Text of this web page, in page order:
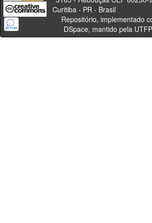
Curitiba - PR -
Repositório, implementado
DSpace, mantido pela